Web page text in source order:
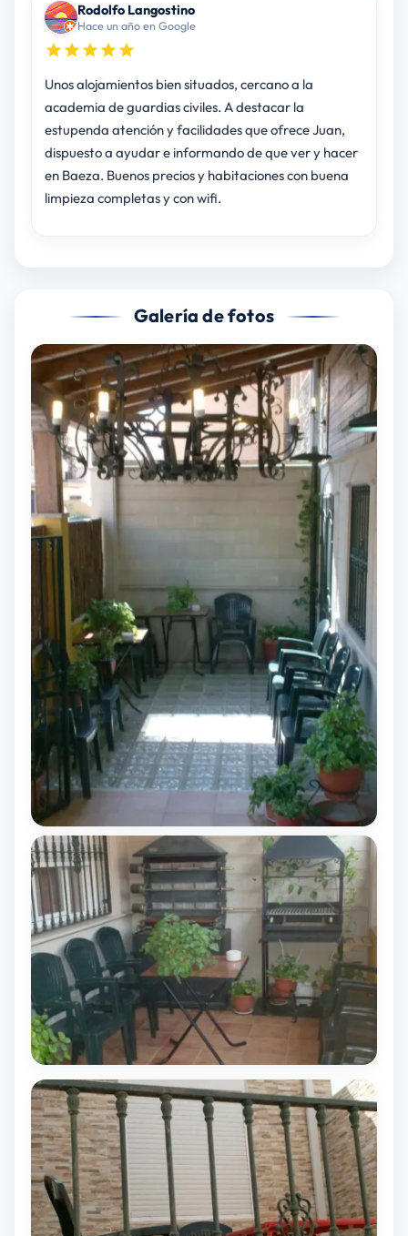
Rodolfo Langostino
Hace un año en Google
Unos alojamientos bien situados, cercano a la
academia de guardias civiles. A destacar la
estupenda atención y facilidades que ofrece Juan,
dispuesto a ayudar e informando de que ver y hacer
en Baeza. Buenos precios y habitaciones con buena
limpieza completas y con wifi.
Galería de fotos